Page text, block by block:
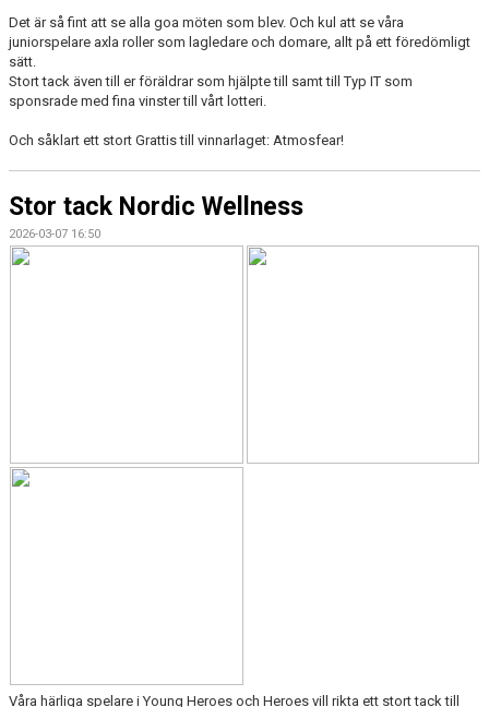
Det är så fint att se alla goa möten som blev. Och kul att se våra
juniorspelare axla roller som lagledare och domare, allt på ett föredömligt
sätt.
Stort tack även till er föräldrar som hjälpte till samt till Typ IT som
sponsrade med fina vinster till vårt lotteri.
Och såklart ett stort Grattis till vinnarlaget: Atmosfear!
Stor tack Nordic Wellness
2026-03-07 16:50
Våra härliga spelare i Young Heroes och Heroes vill rikta ett stort tack till